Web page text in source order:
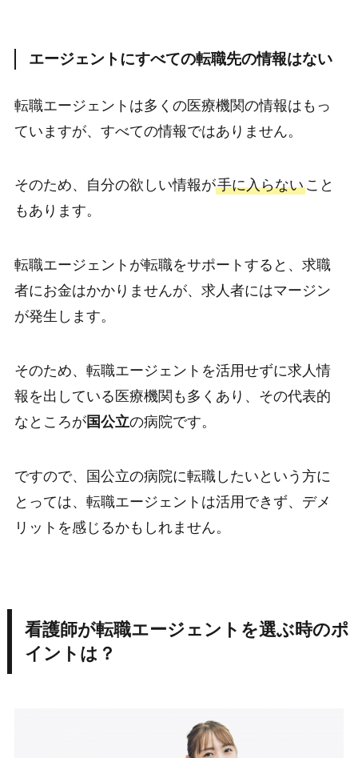
エージェントにすべての転職先の情報はない
転職エージェントは多くの医療機関の情報はもっ
ていますが、すべての情報ではありません。
そのため、自分の欲しい情報が手に入らないこと
もあります。
転職エージェントが転職をサポートすると、求職
者にお金はかかりませんが、求人者にはマージン
が発生します。
そのため、転職エージェントを活用せずに求人情
報を出している医療機関も多くあり、その代表的
なところが国公立の病院です。
ですので、国公立の病院に転職したいという方に
とっては、転職エージェントは活用できず、デメ
リットを感じるかもしれません。
看護師が転職エージェントを選ぶ時のポ
イントは？